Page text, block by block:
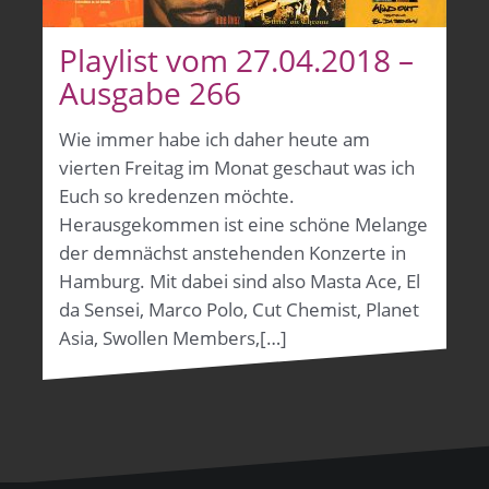
Playlist vom 27.04.2018 –
Ausgabe 266
Wie immer habe ich daher heute am
vierten Freitag im Monat geschaut was ich
Euch so kredenzen möchte.
Herausgekommen ist eine schöne Melange
der demnächst anstehenden Konzerte in
Hamburg. Mit dabei sind also Masta Ace, El
da Sensei, Marco Polo, Cut Chemist, Planet
Asia, Swollen Members,[…]